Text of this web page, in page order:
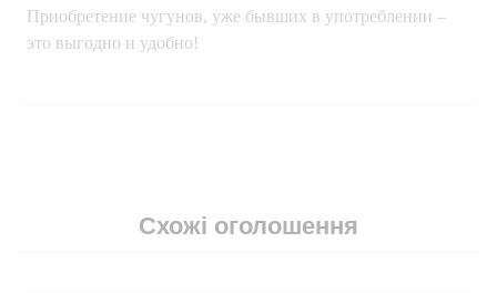
Приобретение чугунов, уже бывших в употреблении –
это выгодно и удобно!
Схожі оголошення